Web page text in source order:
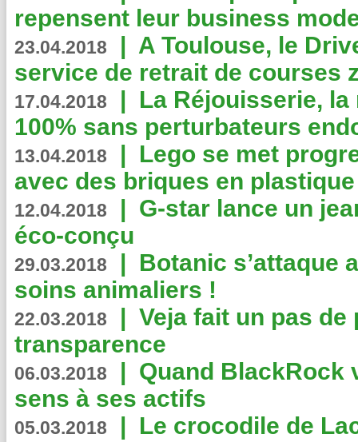
repensent leur business
23.04.2018 | A Toulouse, le
service de retrait de courses
17.04.2018 | La Réjouisserie,
100% sans perturbateurs
13.04.2018 | Lego se met
avec des briques en
12.04.2018 | G-star lance un
éco-conçu
29.03.2018 | Botanic s’attaque
soins animaliers !
22.03.2018 | Veja fait un pas de
transparence
06.03.2018 | Quand BlackRock
sens à ses actifs
05.03.2018 | Le crocodile de